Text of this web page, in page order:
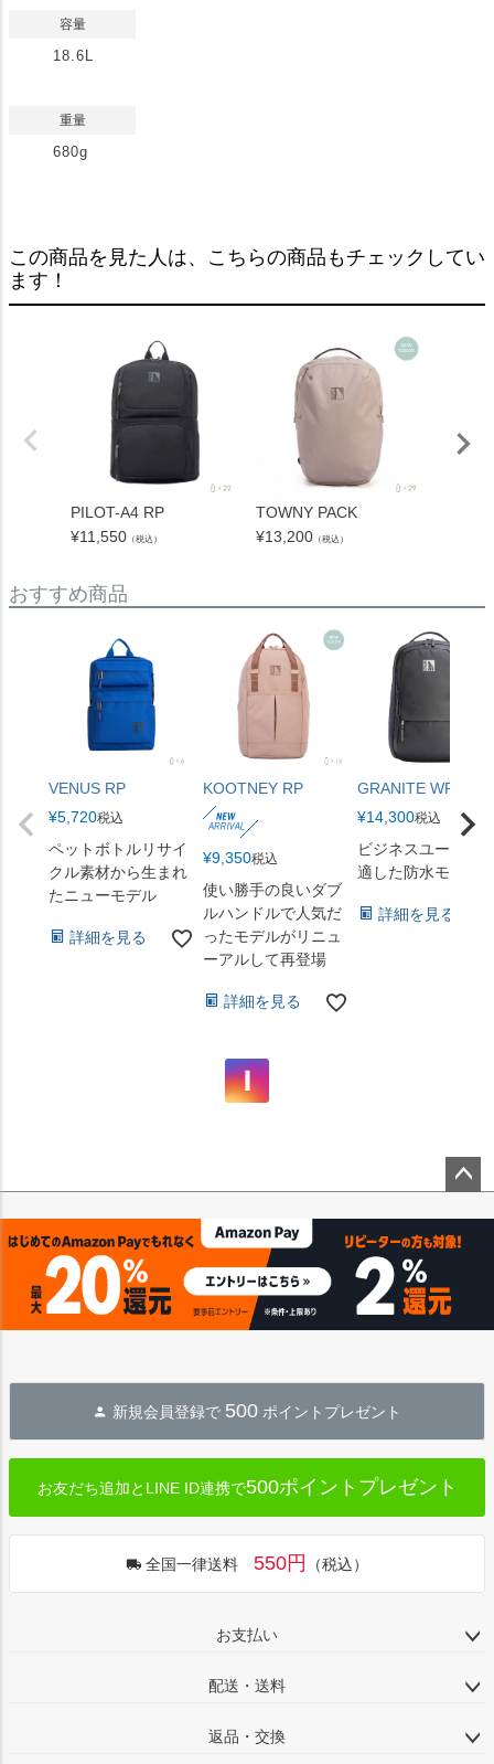
容量
18.6L
重量
680g
この商品を見た人は、こちらの商品もチェックしてい
ます！
PILOT-A4 RP
¥11,550 （税込）
TOWNY PACK
¥13,200 （税込）
おすすめ商品
VENUS RP
¥5,720税込
ペットボトルリサイ
クル素材から生まれ
たニューモデル
詳細を見る
KOOTNEY RP
¥9,350税込
使い勝手の良いダブ
ルハンドルで人気だ
ったモデルがリニュ
ーアルして再登場
詳細を見る
GRANITE WR
¥14,300税込
ビジネスユースに
適した防水モデル
詳細を見る
ップ
新規会員登録で 500 ポイントプレゼント
お友だち追加とLINE ID連携で500ポイントプレゼント
全国一律送料 550円 （税込）
お支払い
配送・送料
返品・交換